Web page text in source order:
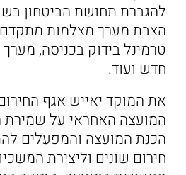
להגברת תחושת הביטחון
הצבת מערך מצלמות
טרמינל בידוק בכניסה,
חדש ועוד.
את המוקד יאייש אגף
המועצה האחראי על שמירת
הכנת המועצה והמפעלים
חירום שונים וליצירת